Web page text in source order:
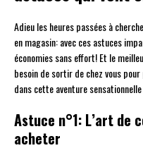
Adieu les heures passées à
en magasin: avec ces astuces
économies sans effort! Et le
besoin de sortir de chez vous
dans cette aventure
Astuce n°1: L’art de
acheter